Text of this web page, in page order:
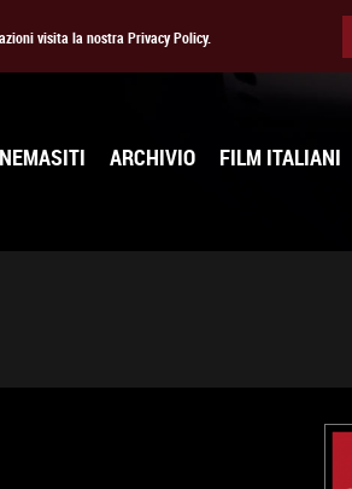
visita la nostra Privacy Policy.
ARCHIVIO FILM ITALIANI